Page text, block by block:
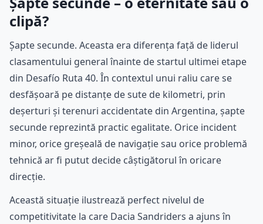
clipă?
Șapte secunde. Aceasta era diferența față de liderul
clasamentului general înainte de startul ultimei etape
din Desafío Ruta 40. În contextul unui raliu care se
desfășoară pe distanțe de sute de kilometri, prin
deșerturi și terenuri accidentate din Argentina, șapte
secunde reprezintă practic egalitate. Orice incident
minor, orice greșeală de navigație sau orice problemă
tehnică ar fi putut decide câștigătorul în oricare
direcție.
Această situație ilustrează perfect nivelul de
competitivitate la care Dacia Sandriders a ajuns în